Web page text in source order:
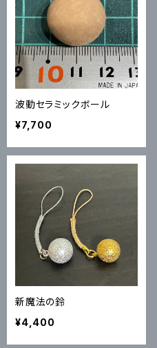
波動セラミックボール
¥7,700
新魔法の鈴
¥4,400